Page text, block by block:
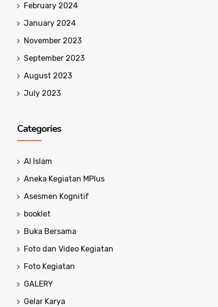
February 2024
January 2024
November 2023
September 2023
August 2023
July 2023
Categories
Al Islam
Aneka Kegiatan MPlus
Asesmen Kognitif
booklet
Buka Bersama
Foto dan Video Kegiatan
Foto Kegiatan
GALERY
Gelar Karya